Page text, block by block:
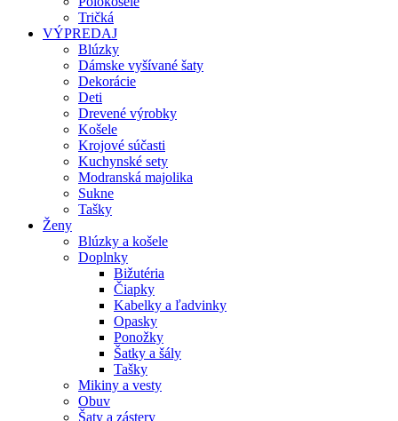
Tričká
VÝPREDAJ
Blúzky
Dámske vyšívané šaty
Dekorácie
Deti
Drevené výrobky
Košele
Krojové súčasti
Kuchynské sety
Modranská majolika
Sukne
Tašky
Ženy
Blúzky a košele
Doplnky
Bižutéria
Čiapky
Kabelky a ľadvinky
Opasky
Ponožky
Šatky a šály
Tašky
Mikiny a vesty
Obuv
Šaty a zástery